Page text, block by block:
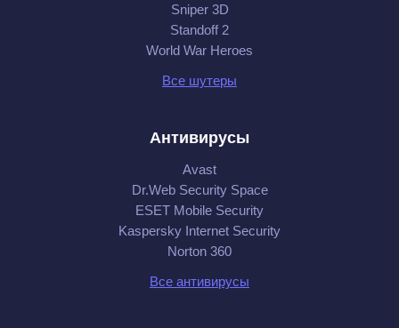
Sniper 3D
Standoff 2
World War Heroes
Все шутеры
Антивирусы
Avast
Dr.Web Security Space
ESET Mobile Security
Kaspersky Internet Security
Norton 360
Все антивирусы